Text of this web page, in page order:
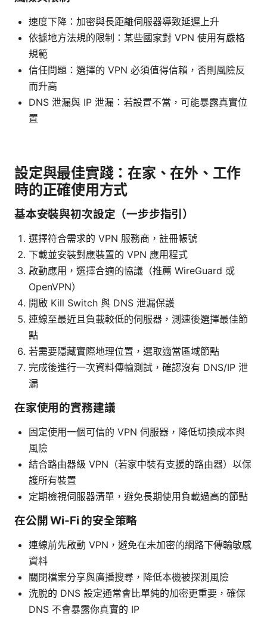
速度下降：加密與長距離伺服器導致延遲上升
依據地方法規的限制：某些國家對 VPN 使用有嚴格
規範
信任問題：選擇的 VPN 必須值得信賴，否則風險反
而升高
DNS 泄漏與 IP 泄漏：若設置不當，可能暴露真實位
置
設定與最佳實踐：在家、在外、工作
時的正確使用方式
基本安裝與初次設定（一步步指引）
選擇符合需求的 VPN 服務商，註冊帳號
下載並安裝對應裝置的 VPN 應用程式
啟動應用，選擇合適的協議（推薦 WireGuard 或
OpenVPN）
開啟 Kill Switch 與 DNS 泄漏保護
連線至最近且負載較低的伺服器，測速後選擇最佳節
點
若需要隱藏實際地理位置，選取適當區域節點
完成後進行一次資料傳輸測試，確認沒有 DNS/IP 泄
漏
在家使用的實務建議
固定使用一個可信的 VPN 伺服器，降低切換成本與
風險
結合路由器級 VPN（若家中裝有支援的路由器）以保
護所有裝置
定期檢視伺服器清單，避免長期使用負載過高的節點
在公開 Wi‑Fi 的安全策略
連線前先啟動 VPN，避免在未加密的網路下傳輸敏感
資料
關閉檔案分享與廣播搜尋，降低本機被探測風險
洗脫的 DNS 設定通常會比單純的加密更重要，確保
DNS 不會暴露你真實的 IP